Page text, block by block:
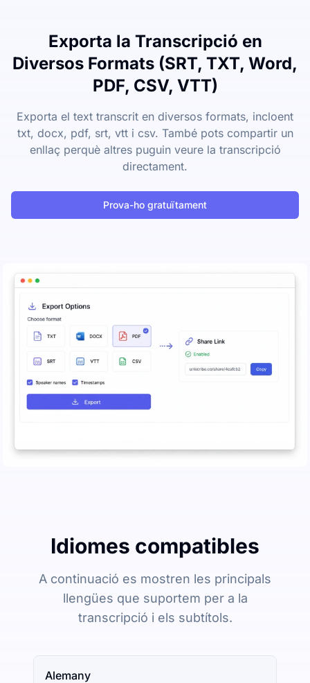
Exporta la Transcripció en
Diversos Formats (SRT, TXT, Word,
PDF, CSV, VTT)
Exporta el text transcrit en diversos formats, incloent
txt, docx, pdf, srt, vtt i csv. També pots compartir un
enllaç perquè altres puguin veure la transcripció
directament.
Prova-ho gratuïtament
Idiomes compatibles
A continuació es mostren les principals
llengües que suportem per a la
transcripció i els subtítols.
Alemany